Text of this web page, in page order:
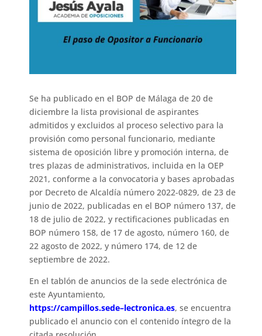
Se ha publicado en el BOP de Málaga de 20 de
diciembre la lista provisional de aspirantes
admitidos y excluidos al proceso selectivo para la
provisión como personal funcionario, mediante
sistema de oposición libre y promoción interna, de
tres plazas de administrativos, incluida en la OEP
2021, conforme a la convocatoria y bases aprobadas
por Decreto de Alcaldía número 2022-0829, de 23 de
junio de 2022, publicadas en el BOP número 137, de
18 de julio de 2022, y rectificaciones publicadas en
BOP número 158, de 17 de agosto, número 160, de
22 agosto de 2022, y número 174, de 12 de
septiembre de 2022.
En el tablón de anuncios de la sede electrónica de
este Ayuntamiento,
https://campillos.sede–lectronica.es, se encuentra
publicado el anuncio con el contenido íntegro de la